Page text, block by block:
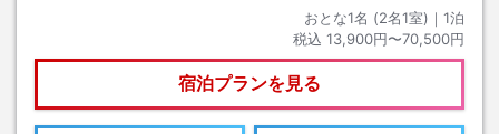
おとな1名 (2名1室)｜ 1泊
税込 13,900円〜70,500円
宿泊プランを見る